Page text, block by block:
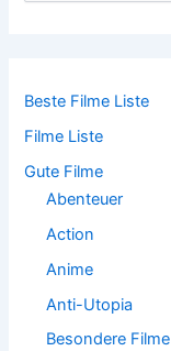
n
c
h
Beste Filme Liste
Filme Liste
Gute Filme
Abenteuer
Action
Anime
Anti-Utopia
Besondere Filme